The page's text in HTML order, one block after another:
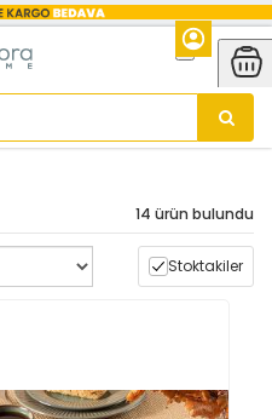
14 ürün bulundu
Stoktakiler